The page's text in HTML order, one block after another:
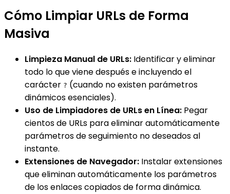
Cómo Limpiar URLs de Forma
Masiva
Limpieza Manual de URLs: Identificar y eliminar
todo lo que viene después e incluyendo el
carácter ? (cuando no existen parámetros
dinámicos esenciales).
Uso de Limpiadores de URLs en Línea: Pegar
cientos de URLs para eliminar automáticamente
parámetros de seguimiento no deseados al
instante.
Extensiones de Navegador: Instalar extensiones
que eliminan automáticamente los parámetros
de los enlaces copiados de forma dinámica.